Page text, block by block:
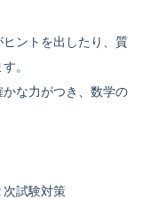
ントを出したり、質
。
な力がつき、数学の
次試験対策